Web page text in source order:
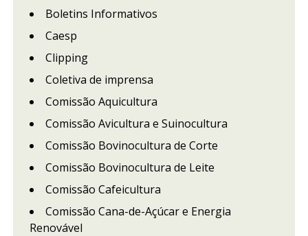
Boletins Informativos
Caesp
Clipping
Coletiva de imprensa
Comissão Aquicultura
Comissão Avicultura e Suinocultura
Comissão Bovinocultura de Corte
Comissão Bovinocultura de Leite
Comissão Cafeicultura
Comissão Cana-de-Açúcar e Energia
Renovável